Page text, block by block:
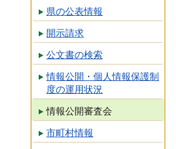
県の公表情報
開示請求
公文書の検索
情報公開・個人情報保護制
度の運用状況
情報公開審査会
市町村情報